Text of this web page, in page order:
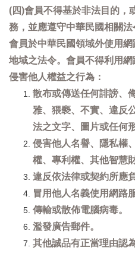
(四)會員不得基於非法目的，
務，並應遵守中華民國相關
會員於中華民國領域外使用
地域之法令。會員不得利用
侵害他人權益之行為：
散布或傳送任何誹謗、
雅、猥褻、不實、違反
法之文字、圖片或任何
侵害他人名譽、隱私權
權、專利權、其他智慧
違反依法律或契約所應
冒用他人名義使用網路
傳輸或散佈電腦病毒。
濫發廣告郵件。
其他誠品有正當理由認